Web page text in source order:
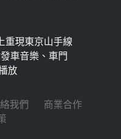
重現東京山手線
車音樂、車門
放
我們
商業合作